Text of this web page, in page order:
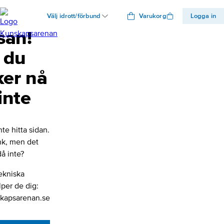
Välj idrott/förbund Varukorg Logga in
nå
hitta sidan.
men det
inte?
de dig: